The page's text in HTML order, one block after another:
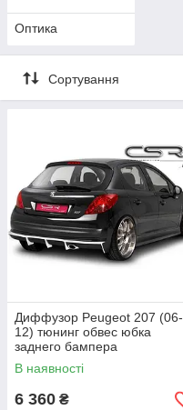
Оптика
Сортування
Диффузор Peugeot 207 (06-
12) тюнинг обвес юбка
заднего бампера
В наявності
6 360 ₴